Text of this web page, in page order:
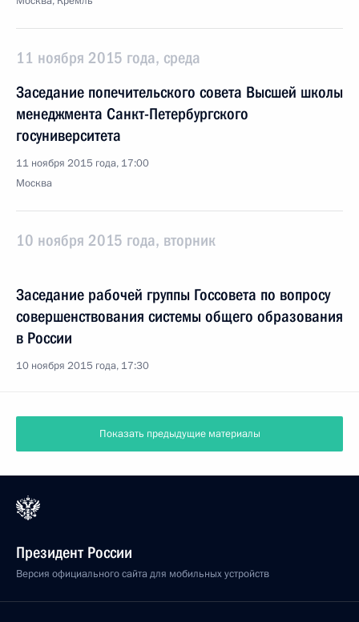
11 ноября 2015 года, среда
Заседание попечительского совета Высшей школы
менеджмента Санкт-Петербургского
госуниверситета
11 ноября 2015 года, 17:00
Москва
10 ноября 2015 года, вторник
Заседание рабочей группы Госсовета по вопросу
совершенствования системы общего образования
в России
10 ноября 2015 года, 17:30
Показать предыдущие материалы
Президент России
Версия официального сайта для мобильных устройств